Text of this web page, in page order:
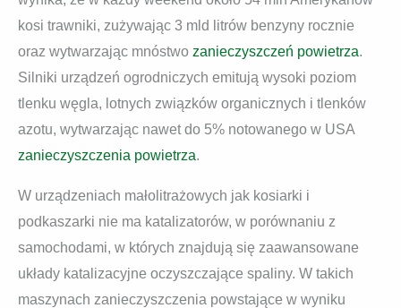
kosi trawniki, zużywając 3 mld litrów benzyny rocznie
oraz wytwarzając mnóstwo zanieczyszczeń powietrza.
Silniki urządzeń ogrodniczych emitują wysoki poziom
tlenku węgla, lotnych związków organicznych i tlenków
azotu, wytwarzając nawet do 5% notowanego w USA
zanieczyszczenia powietrza.
W urządzeniach małolitrażowych jak kosiarki i
podkaszarki nie ma katalizatorów, w porównaniu z
samochodami, w których znajdują się zaawansowane
układy katalizacyjne oczyszczające spaliny. W takich
maszynach zanieczyszczenia powstające w wyniku